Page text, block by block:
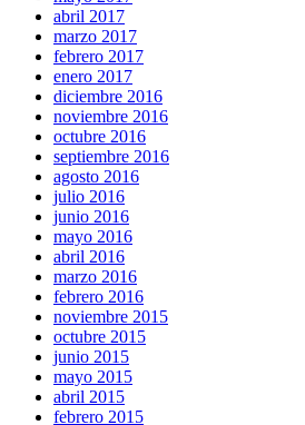
abril 2017
marzo 2017
febrero 2017
enero 2017
diciembre 2016
noviembre 2016
octubre 2016
septiembre 2016
agosto 2016
julio 2016
junio 2016
mayo 2016
abril 2016
marzo 2016
febrero 2016
noviembre 2015
octubre 2015
junio 2015
mayo 2015
abril 2015
febrero 2015